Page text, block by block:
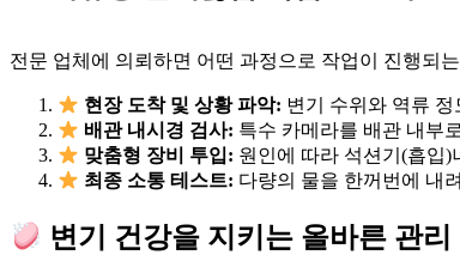
전문 업체에 의뢰하면 어떤 과정으로 작업이 진행되
현장 도착 및 상황 파악: 변기 수위와 역류
배관 내시경 검사: 특수 카메라를 배관 내부
맞춤형 장비 투입: 원인에 따라 석션기(흡입
최종 소통 테스트: 다량의 물을 한꺼번에 내
변기 건강을 지키는 올바른 관리